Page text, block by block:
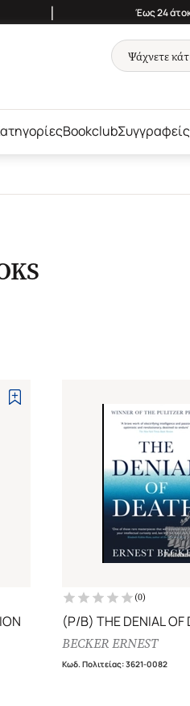
| Έως 24
Bookclub
(0)
(P/B) THE DENIAL OF
BECKER ERNEST
Κωδ. Πολιτείας:3621-0082